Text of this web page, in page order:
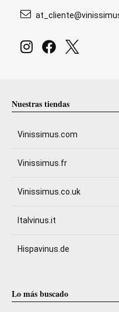
Nuestras tiendas
Vinissimus.com
Vinissimus.fr
Vinissimus.co.uk
Italvinus.it
Hispavinus.de
Lo más buscado